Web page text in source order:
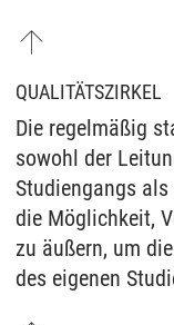
QUALITÄTSZIRKEL
Die regelmäßig
sowohl der
Studiengangs
die Möglichkeit,
zu äußern, um
des eigenen